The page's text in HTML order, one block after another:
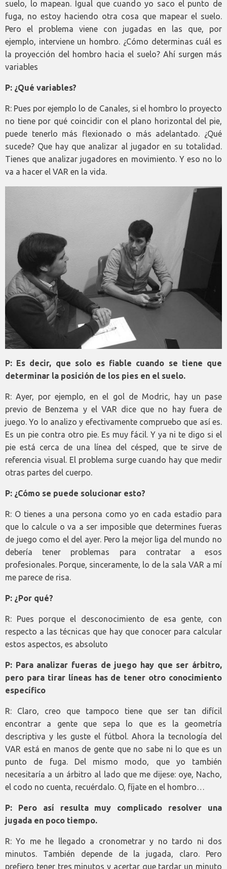
suelo, lo mapean. Igual que cuando yo saco el punto de
fuga, no estoy haciendo otra cosa que mapear el suelo.
Pero el problema viene con jugadas en las que, por
ejemplo, interviene un hombro. ¿Cómo determinas cuál es
la proyección del hombro hacia el suelo? Ahí surgen más
variables
P: ¿Qué variables?
R: Pues por ejemplo lo de Canales, si el hombro lo proyecto
no tiene por qué coincidir con el plano horizontal del pie,
puede tenerlo más flexionado o más adelantado. ¿Qué
sucede? Que hay que analizar al jugador en su totalidad.
Tienes que analizar jugadores en movimiento. Y eso no lo
va a hacer el VAR en la vida.
P: Es decir, que solo es fiable cuando se tiene que
determinar la posición de los pies en el suelo.
R: Ayer, por ejemplo, en el gol de Modric, hay un pase
previo de Benzema y el VAR dice que no hay fuera de
juego. Yo lo analizo y efectivamente compruebo que así es.
Es un pie contra otro pie. Es muy fácil. Y ya ni te digo si el
pie está cerca de una línea del césped, que te sirve de
referencia visual. El problema surge cuando hay que medir
otras partes del cuerpo.
P: ¿Cómo se puede solucionar esto?
R: O tienes a una persona como yo en cada estadio para
que lo calcule o va a ser imposible que determines fueras
de juego como el del ayer. Pero la mejor liga del mundo no
debería tener problemas para contratar a esos
profesionales. Porque, sinceramente, lo de la sala VAR a mí
me parece de risa.
P: ¿Por qué?
R: Pues porque el desconocimiento de esa gente, con
respecto a las técnicas que hay que conocer para calcular
estos aspectos, es absoluto
P: Para analizar fueras de juego hay que ser árbitro,
pero para tirar líneas has de tener otro conocimiento
específico
R: Claro, creo que tampoco tiene que ser tan difícil
encontrar a gente que sepa lo que es la geometría
descriptiva y les guste el fútbol. Ahora la tecnología del
VAR está en manos de gente que no sabe ni lo que es un
punto de fuga. Del mismo modo, que yo también
necesitaría a un árbitro al lado que me dijese: oye, Nacho,
el codo no cuenta, recuérdalo. O, fíjate en el hombro…
P: Pero así resulta muy complicado resolver una
jugada en poco tiempo.
R: Yo me he llegado a cronometrar y no tardo ni dos
minutos. También depende de la jugada, claro. Pero
prefiero tener tres minutos y acertar que tardar un minuto